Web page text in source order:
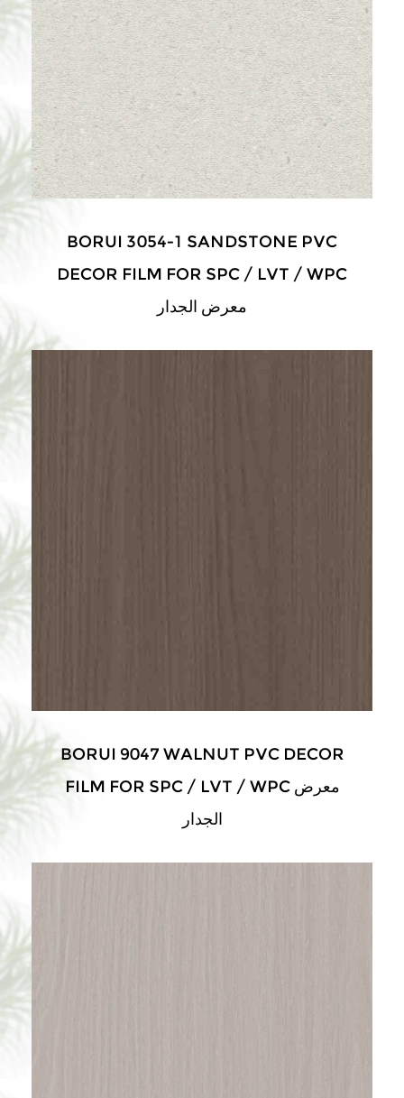
BORUI 3054-1 SANDSTONE PVC
DECOR FILM FOR SPC / LVT / WPC
معرض الجدار
BORUI 9047 WALNUT PVC DECOR
FILM FOR SPC / LVT / WPC معرض
الجدار